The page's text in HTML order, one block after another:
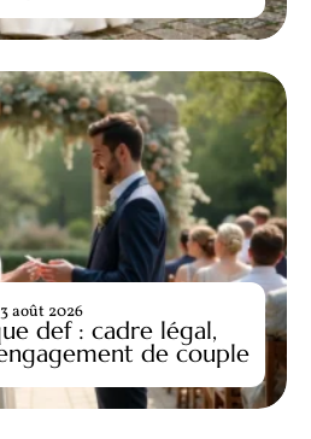
def : cadre légal,
de couple
3 août 2026